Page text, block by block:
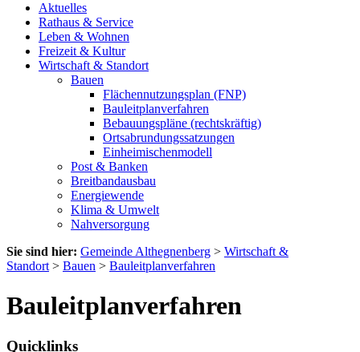
Aktuelles
Rathaus & Service
Leben & Wohnen
Freizeit & Kultur
Wirtschaft & Standort
Bauen
Flächennutzungsplan (FNP)
Bauleitplanverfahren
Bebauungspläne (rechtskräftig)
Ortsabrundungssatzungen
Einheimischenmodell
Post & Banken
Breitbandausbau
Energiewende
Klima & Umwelt
Nahversorgung
Sie sind hier: Gemeinde Althegnenberg > Wirtschaft &
Standort > Bauen > Bauleitplanverfahren
Bauleitplanverfahren
Quicklinks